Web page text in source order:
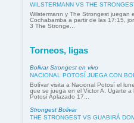
WILSTERMANN VS THE
Wilstermann y The Strongest juegan
Cochabamba a partir de las 17:15,
3 The Stronge...
Torneos, ligas
Bolivar Strongest en vivo
NACIONAL POTOSÍ JUEGA CON
Bolívar visita a Nacional Potosí el
que se juega en el Victor A. Ugarte a
Potosí Aplazado 17...
Strongest Bolivar
THE STRONGEST VS GUABIRÁ